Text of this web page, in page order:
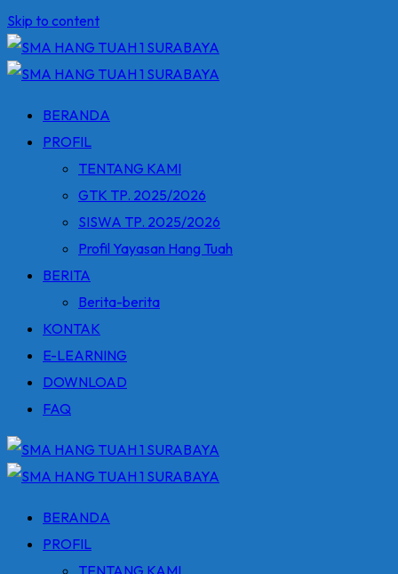
Skip to content
BERANDA
PROFIL
TENTANG KAMI
GTK TP. 2025/2026
SISWA TP. 2025/2026
Profil Yayasan Hang Tuah
BERITA
Berita-berita
KONTAK
E-LEARNING
DOWNLOAD
FAQ
BERANDA
PROFIL
TENTANG KAMI